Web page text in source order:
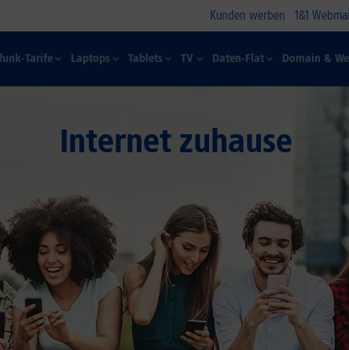
Kunden werben 1&1
Tarife Laptops Tablets TV Daten-Flat Domain &
Internet zuhause